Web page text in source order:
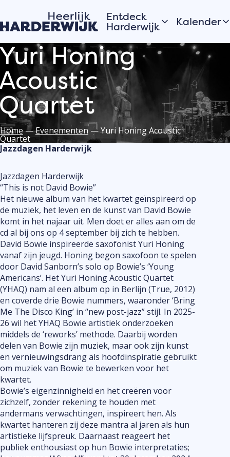
Entdeck
Harderwijk
Hansestadt
Wasser
Veluwe
Dörfer
Ein Tagesausflug nach
Harderwijk
Die Bewohner von
Hardewijk erzählen
ihre Geschichten
Kalender
Heute
Morgen
Dieses
Alle
Möchten
Honing
Home—Evenementen —Yuri Honing Acoustic
Quartet
Jazzdagen Harderwijk
Jazzdagen Harderwijk
“This is not David Bowie”
Het nieuwe album van het kwartet geïnspireerd op
de muziek, het leven en de kunst van David Bowie
komt in het najaar uit. Men doet er alles aan om de
cd al bij ons op 4 september bij zich te hebben.
David Bowie inspireerde saxofonist Yuri Honing
vanaf zijn jeugd. Honing begon saxofoon te spelen
door David Sanborn’s solo op Bowie’s ‘Young
Americans’. Het Yuri Honing Acoustic Quartet
(YHAQ) nam al een album op in Berlijn (True, 2012)
en coverde drie Bowie nummers, waaronder ‘Bring
Me The Disco King’ in “new post-jazz” stijl. In 2025-
26 wil het YHAQ Bowie artistiek onderzoeken
middels de ‘reworks’ methode. Daarbij worden
delen van Bowie zijn muziek, maar ook zijn kunst
en vernieuwingsdrang als hoofdinspiratie gebruikt
om muziek van Bowie te bewerken voor het
kwartet.
Bowie’s eigenzinnigheid en het creëren voor
zichzelf, zonder rekening te houden met
andermans verwachtingen, inspireert hen. Als
kwartet hanteren zij deze mantra al jaren als hun
artistieke lijfspreuk. Daarnaast reageert het
publiek enthousiast op hun Bowie interpretaties;